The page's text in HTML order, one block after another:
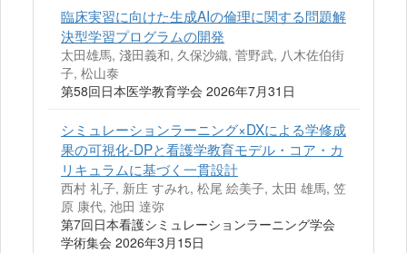
臨床実習に向けた生成AIの倫理に関する問題解
決型学習プログラムの開発
太田雄馬, 淺田義和, 久保沙織, 菅野武, 八木佐伯街
子, 松山泰
第58回日本医学教育学会 2026年7月31日
シミュレーションラーニング×DXによる学修成
果の可視化‐DPと看護学教育モデル・コア・カ
リキュラムに基づく一貫設計
西村 礼子, 新庄 すみれ, 松尾 絵美子, 太田 雄馬, 笠
原 康代, 池田 達弥
第7回日本看護シミュレーションラーニング学会
学術集会 2026年3月15日